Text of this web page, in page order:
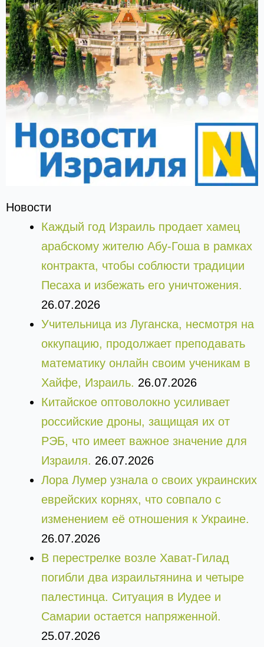
Новости
Каждый год Израиль продает хамец
арабскому жителю Абу-Гоша в рамках
контракта, чтобы соблюсти традиции
Песаха и избежать его уничтожения.
26.07.2026
Учительница из Луганска, несмотря на
оккупацию, продолжает преподавать
математику онлайн своим ученикам в
Хайфе, Израиль. 26.07.2026
Китайское оптоволокно усиливает
российские дроны, защищая их от
РЭБ, что имеет важное значение для
Израиля. 26.07.2026
Лора Лумер узнала о своих украинских
еврейских корнях, что совпало с
изменением её отношения к Украине.
26.07.2026
В перестрелке возле Хават-Гилад
погибли два израильтянина и четыре
палестинца. Ситуация в Иудее и
Самарии остается напряженной.
25.07.2026